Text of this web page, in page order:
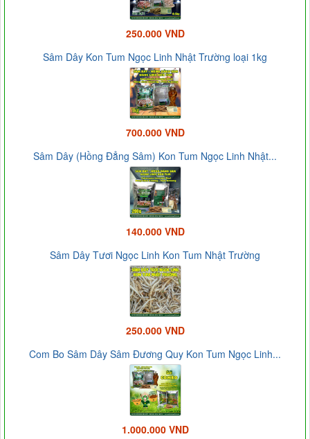
250.000 VND
Sâm Dây Kon Tum Ngọc Linh Nhật Trường loại 1kg
700.000 VND
Sâm Dây (Hồng Đẳng Sâm) Kon Tum Ngọc Linh Nhật...
140.000 VND
Sâm Dây Tươi Ngọc Linh Kon Tum Nhật Trường
250.000 VND
Com Bo Sâm Dây Sâm Đương Quy Kon Tum Ngọc Linh...
1.000.000 VND